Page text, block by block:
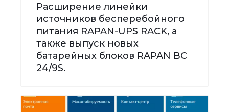
Расширение линейки
источников бесперебойного
питания RAPAN-UPS RACK, а
также выпуск новых
батарейных блоков RAPAN BC
24/9S.